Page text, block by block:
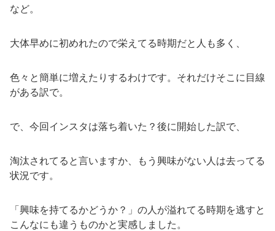
など。
大体早めに初めれたので栄えてる時期だと人も多く、
色々と簡単に増えたりするわけです。それだけそこに目線
がある訳で。
で、今回インスタは落ち着いた？後に開始した訳で、
淘汰されてると言いますか、もう興味がない人は去ってる
状況です。
「興味を持てるかどうか？」の人が溢れてる時期を逃すと
こんなにも違うものかと実感しました。